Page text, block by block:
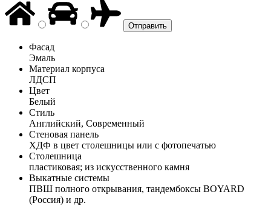
Фасад
Эмаль
Материал корпуса
ЛДСП
Цвет
Белый
Стиль
Английский, Современный
Стеновая панель
ХДФ в цвет столешницы или с фотопечатью
Столешница
пластиковая; из искусственного камня
Выкатные системы
ПВШ полного открывания, тандембоксы BOYARD
(Россия) и др.